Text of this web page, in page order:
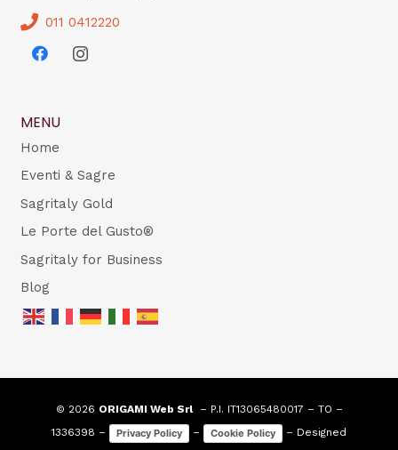
011 0412220
MENU
Home
Eventi & Sagre
Sagritaly Gold
Le Porte del Gusto®
Sagritaly for Business
Blog
© 2026 ORIGAMI Web Srl– P.I. IT13065480017 – TO –
1336398 –
Privacy Policy – Cookie Policy
– Designed